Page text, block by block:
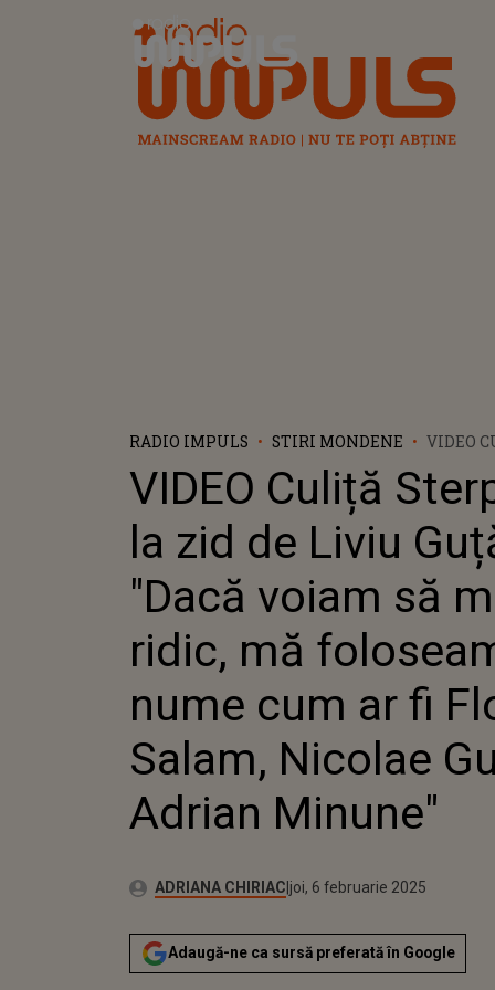
Radio Impuls
RADIO IMPULS STIRI MONDENE
VIDEO
GUȚĂ:
MĂ
CUM AR
SALAM,
ADRIAN
VIDEO Culiță
la zid de Liviu
"Dacă voiam să
ridic, mă
nume cum ar fi
Salam, Nicolae
Adrian Minune"
Autor:ADRIANA CHIRIACPublicat:
joi, 6 februarie 2025
Actualizat:
joi, 6 februarie 2025
Adaugă-ne ca sursă preferată în Google